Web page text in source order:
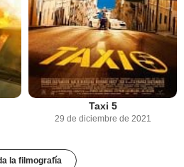
Taxi 5
29 de diciembre de 2021
la filmografía